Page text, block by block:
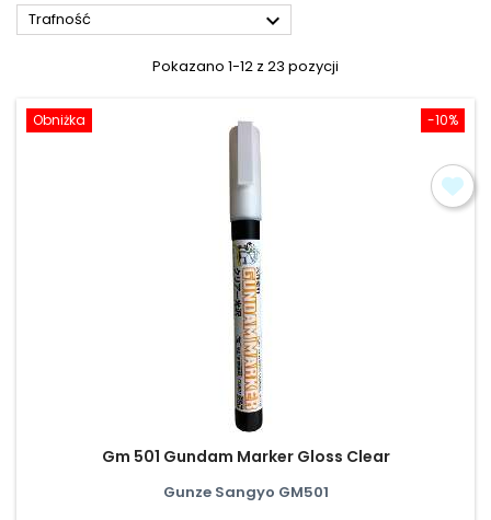
Trafność 
Pokazano 1-12 z 23 pozycji
-10%
Obniżka
Gm 501 Gundam Marker Gloss Clear
Gunze Sangyo GM501